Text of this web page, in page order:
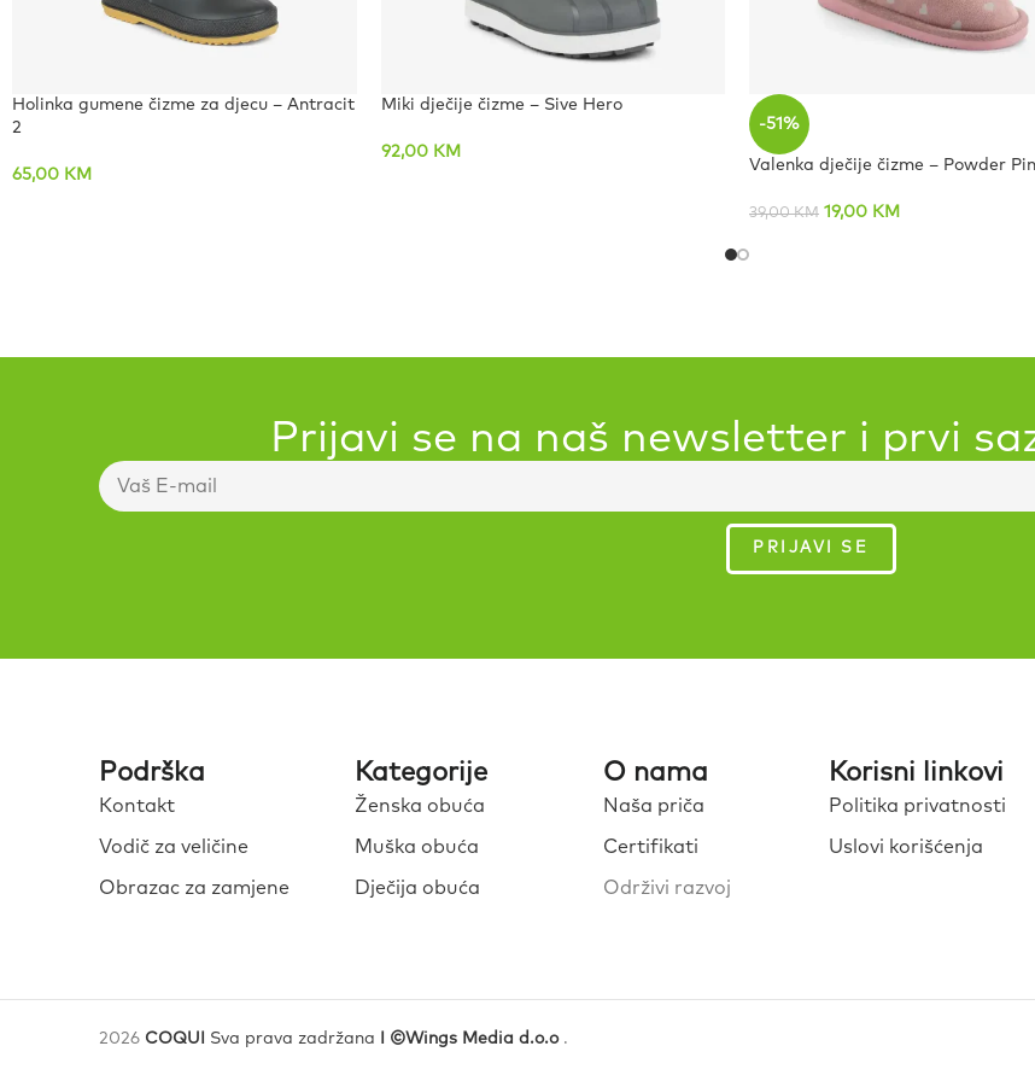
Holinka gumene čizme za djecu – Antracit
2
65,00 KM
Miki dječije čizme – Sive Hero
92,00 KM
-51%
Valenka dječije čizme – Powder
39,00KM 19,00 KM
Prijavi se na naš newsletter i prvi
Podrška
Kontakt
Vodič za veličine
Obrazac za zamjene
Kategorije
Ženska obuća
Muška obuća
Dječija obuća
O nama
Naša priča
Certifikati
Održivi razvoj
Korisni linkovi
Politika privatnosti
Uslovi korišćenja
2026 COQUI Sva prava zadržana I ©Wings Media d.o.o .